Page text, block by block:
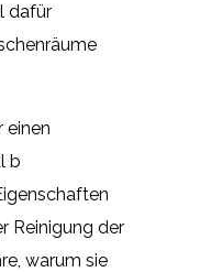
dafür
einen
b
Reinigung der
warum sie